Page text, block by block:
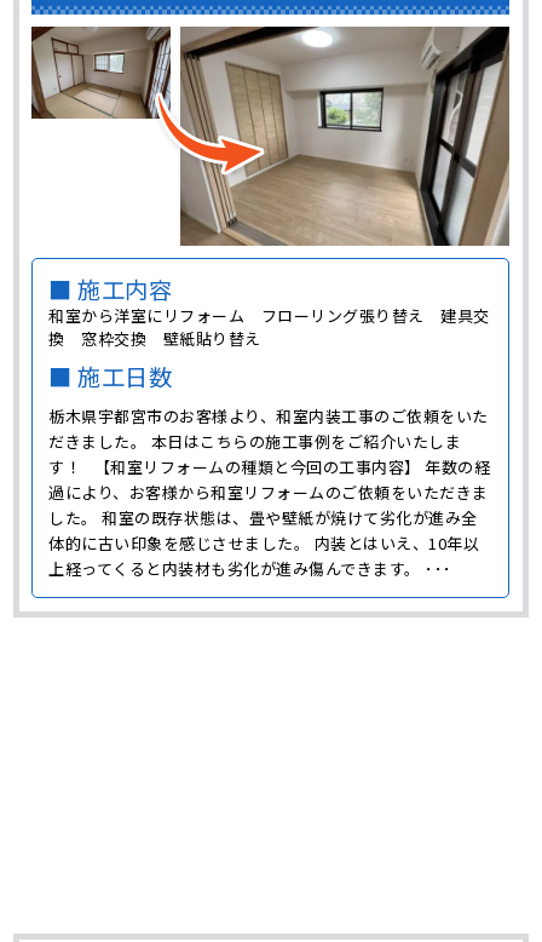
■ 施工内容
和室から洋室にリフォーム フローリング張り替え 建具交
換 窓枠交換 壁紙貼り替え
■ 施工日数
栃木県宇都宮市のお客様より、和室内装工事のご依頼をいた
だきました。 本日はこちらの施工事例をご紹介いたしま
す！ 【和室リフォームの種類と今回の工事内容】 年数の経
過により、お客様から和室リフォームのご依頼をいただきま
した。 和室の既存状態は、畳や壁紙が焼けて劣化が進み全
体的に古い印象を感じさせました。 内装とはいえ、10年以
上経ってくると内装材も劣化が進み傷んできます。 ･･･